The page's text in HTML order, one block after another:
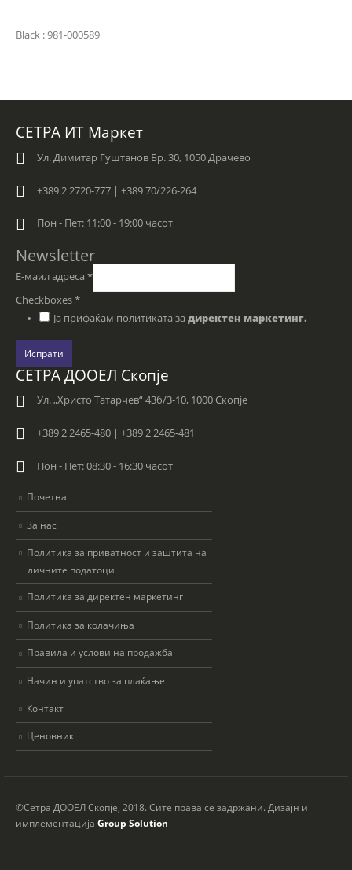
Black : 981-000589
СЕТРА ИТ Маркет
Ул. Димитар Гуштанов Бр. 30, 1050 Драчево
+389 2 2720-777 | +389 70/226-264
Пон - Пет: 11:00 - 19:00 часот
Newsletter
Е-маил адреса *
Checkboxes*
Ја прифаќам политиката за директен маркетинг.
Испрати
СЕТРА ДООЕЛ Скопје
Ул. „Христо Татарчев“ 43б/3-10, 1000 Скопје
+389 2 2465-480 | +389 2 2465-481
Пон - Пет: 08:30 - 16:30 часот
Почетна
За нас
Политика за приватност и заштита на
личните податоци
Политика за директен маркетинг
Политика за колачиња
Правила и услови на продажба
Начин и упатство за плаќање
Контакт
Ценовник
©Сетра ДООЕЛ Скопје, 2018. Сите права се задржани. Дизајн и
имплементација Group Solution